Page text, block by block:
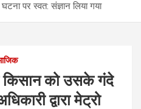
पर स्वत: संज्ञान लिया गया
किसान को उसके गंदे
द्वारा मेट्रो